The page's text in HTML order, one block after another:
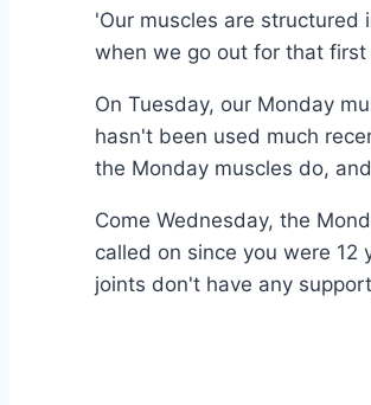
'Our muscles are structured
when we go out for that
On Tuesday, our Monday
hasn't been used much
the Monday muscles do,
Come Wednesday, the
called on since you were
joints don't have any